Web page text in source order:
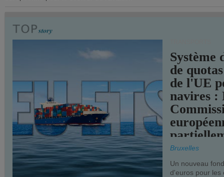
Système
de
de l'UE
navires :
Bruxelles
Un nouveau
d'euros pour les